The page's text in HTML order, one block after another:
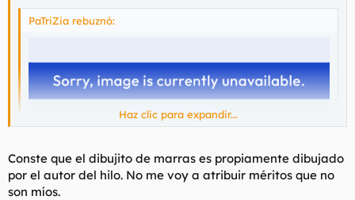
PaTriZia rebuznó:
Haz clic para expandir...
Conste que el dibujito de marras es propiamente dibujado
por el autor del hilo. No me voy a atribuir méritos que no
son míos.